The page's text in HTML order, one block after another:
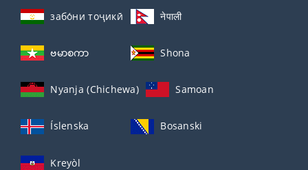
забо́ни тоҷикӣ́ नेपाली
ဗမာစကာ Shona
Nyanja (Chichewa) Samoan
Íslenska Bosanski
Kreyòl